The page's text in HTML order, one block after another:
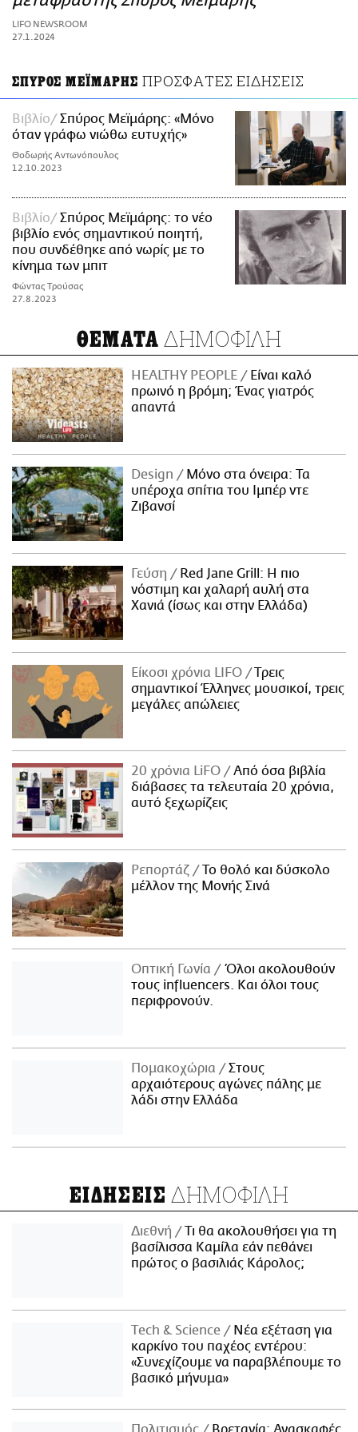
ΑΜΠΑ
PRINT
LIFO NEWSROOM
27.1.2024
ΣΠΥΡΟΣ ΜΕΪΜΑΡΗΣ ΠΡΟΣΦΑΤΕΣ ΕΙΔΗΣΕΙΣ
Βιβλίο
Σπύρος Μεϊμάρης: «Μόνο
όταν γράφω νιώθω ευτυχής»
Θοδωρής Αντωνόπουλος
12.10.2023
Βιβλίο
Σπύρος Μεϊμάρης: το νέο
βιβλίο ενός σημαντικού ποιητή,
που συνδέθηκε από νωρίς με το
κίνημα των μπιτ
Φώντας Τρούσας
27.8.2023
ΘΕΜΑΤΑ ΔΗΜΟΦΙΛΗ
HEALTHY PEOPLE
Είναι καλό
πρωινό η βρόμη; Ένας γιατρός
απαντά
Design
Μόνο στα όνειρα: Τα
υπέροχα σπίτια του Ιμπέρ ντε
Ζιβανσί
Γεύση
Red Jane Grill: Η πιο
νόστιμη και χαλαρή αυλή στα
Χανιά (ίσως και στην Ελλάδα)
Είκοσι χρόνια LIFO
Tρεις
σημαντικοί Έλληνες μουσικοί, τρεις
μεγάλες απώλειες
20 χρόνια LiFO
Από όσα βιβλία
διάβασες τα τελευταία 20 χρόνια,
αυτό ξεχωρίζεις
Ρεπορτάζ
Το θολό και δύσκολο
μέλλον της Μονής Σινά
Οπτική Γωνία
Όλοι ακολουθούν
τους influencers. Και όλοι τους
περιφρονούν.
Πομακοχώρια
Στους
αρχαιότερους αγώνες πάλης με
λάδι στην Ελλάδα
ΕΙΔΗΣΕΙΣ ΔΗΜΟΦΙΛΗ
Διεθνή
Τι θα ακολουθήσει για τη
βασίλισσα Καμίλα εάν πεθάνει
πρώτος ο βασιλιάς Κάρολος;
Τech & Science
Νέα εξέταση για
καρκίνο του παχέος εντέρου:
«Συνεχίζουμε να παραβλέπουμε το
βασικό μήνυμα»